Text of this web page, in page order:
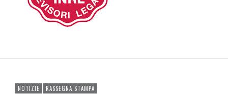
NOTIZIE RASSEGNA STAMPA